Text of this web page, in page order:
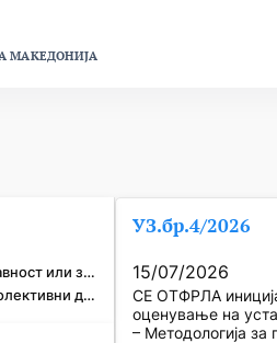
МАКЕДОНИЈА
на општи акти
договори
УЗ.бр.4/2026
15/07/2026
СЕ ОТФРЛА
оценување на
– Методологија за